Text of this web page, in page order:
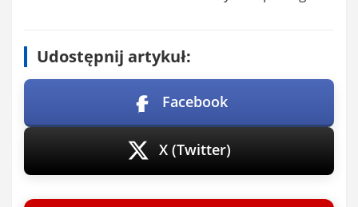
Udostępnij artykuł:
Facebook
X (Twitter)